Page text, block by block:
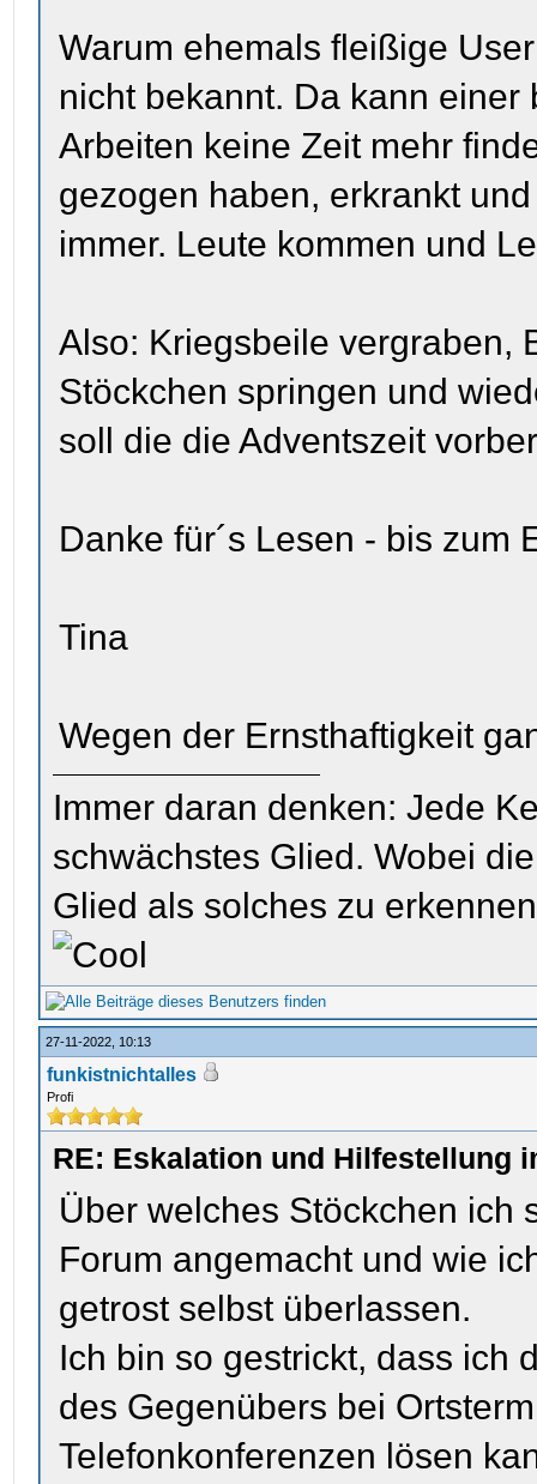
Warum ehemals fleißige
nicht bekannt. Da kann
Arbeiten keine Zeit mehr
gezogen haben, erkrankt
immer. Leute kommen und
Also: Kriegsbeile vergraben,
Stöckchen springen und
soll die die Adventszeit
Danke für´s Lesen - bis zum
Tina
Wegen der Ernsthaftigkeit
Immer daran denken: Jede
schwächstes Glied. Wobei
Glied als solches zu
27-11-2022, 10:13
funkistnichtalles
Profi
RE: Eskalation und Hilfestellung
Über welches Stöckchen ich
Forum angemacht und wie
getrost selbst überlassen.
Ich bin so gestrickt, dass ich
des Gegenübers bei
Telefonkonferenzen lösen